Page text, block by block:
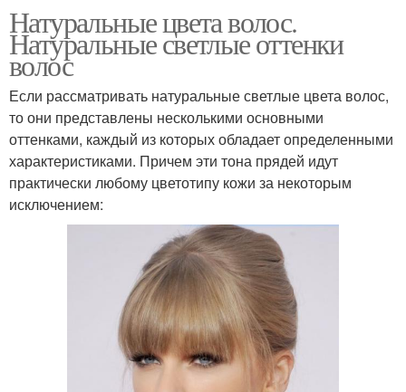
Натуральные цвета волос.
Натуральные светлые оттенки
волос
Если рассматривать натуральные светлые цвета волос,
то они представлены несколькими основными
оттенками, каждый из которых обладает определенными
характеристиками. Причем эти тона прядей идут
практически любому цветотипу кожи за некоторым
исключением: